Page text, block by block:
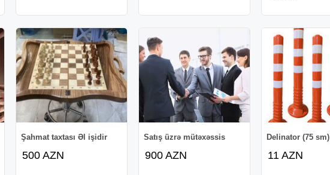
Şahmat taxtası Əl işidir
500 AZN
Satış üzrə mütəxəssis
900 AZN
Delinator (75 sm)
11 AZN